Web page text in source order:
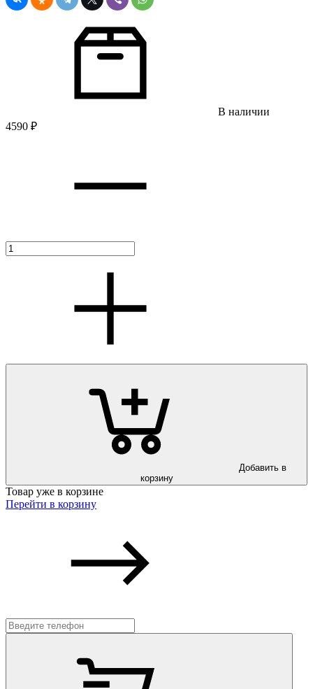
В наличии
4590 ₽
корзину
Товар уже в корзине
Перейти в корзину